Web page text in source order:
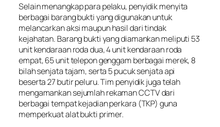
Selain menangkap para pelaku, penyidik menyita
berbagai barang bukti yang digunakan untuk
melancarkan aksi maupun hasil dari tindak
kejahatan. Barang bukti yang diamankan meliputi 53
unit kendaraan roda dua, 4 unit kendaraan roda
empat, 65 unit telepon genggam berbagai merek, 8
bilah senjata tajam, serta 5 pucuk senjata api
beserta 27 butir peluru. Tim penyidik juga telah
mengamankan sejumlah rekaman CCTV dari
berbagai tempat kejadian perkara (TKP) guna
memperkuat alat bukti primer.